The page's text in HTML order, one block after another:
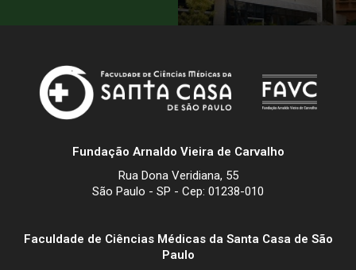
Fundação Arnaldo Vieira de Carvalho
Rua Dona Veridiana, 55
São Paulo - SP - Cep: 01238-010
Faculdade de Ciências Médicas da Santa Casa de São
Paulo